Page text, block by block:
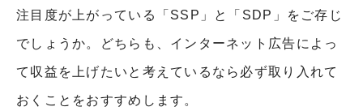
注目度が上がっている「SSP」と「SDP」をご存じ
でしょうか。どちらも、インターネット広告によっ
て収益を上げたいと考えているなら必ず取り入れて
おくことをおすすめします。